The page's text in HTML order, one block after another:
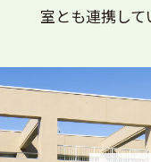
室とも連携して